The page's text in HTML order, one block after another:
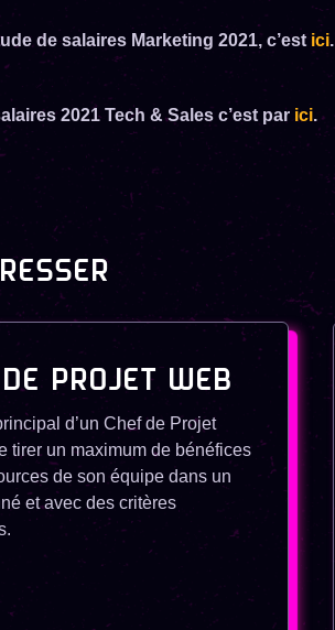
de salaires Marketing 2021, c’est ici.
2021 Tech & Sales c’est par ici.
PROJET WEB
d’un Chef de Projet
tirer un maximum de bénéfices
de son équipe dans un
et avec des critères